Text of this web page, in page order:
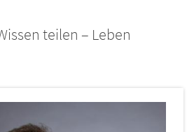
teilen – Leben